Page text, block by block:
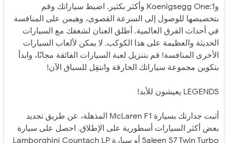
وKoenigsegg One:1 وأكثر بكثير. اضبط سياراتك وقم
بتخصيصها للوصول إلى السرعة القصوى، وهيمن على المنافسة
في أحداث الفرق العالمية. أطلق العنان لشغفك مع السيارات
الحديثة والعظيمة على هذا الكوكب. لا يمكن لألعاب السيارات
الأخرى المنافسة! قم بتنزيل لعبة السيارات الفائقة مجانًا، وابدأ
بتكوين مجموعة سياراتك الخارقة وانتقِل للسباق الآن!
LEGENDS يعيشون للأبد!
أثبت جدارتك بسيارة McLaren F1 المذهلة، عن طريق تجديد
بعض أكثر السيارات أسطورية على الإطلاق. احصل على سيارة
Saleen S7 Twin Turbo أو سيارة Lamborghini Countach LP